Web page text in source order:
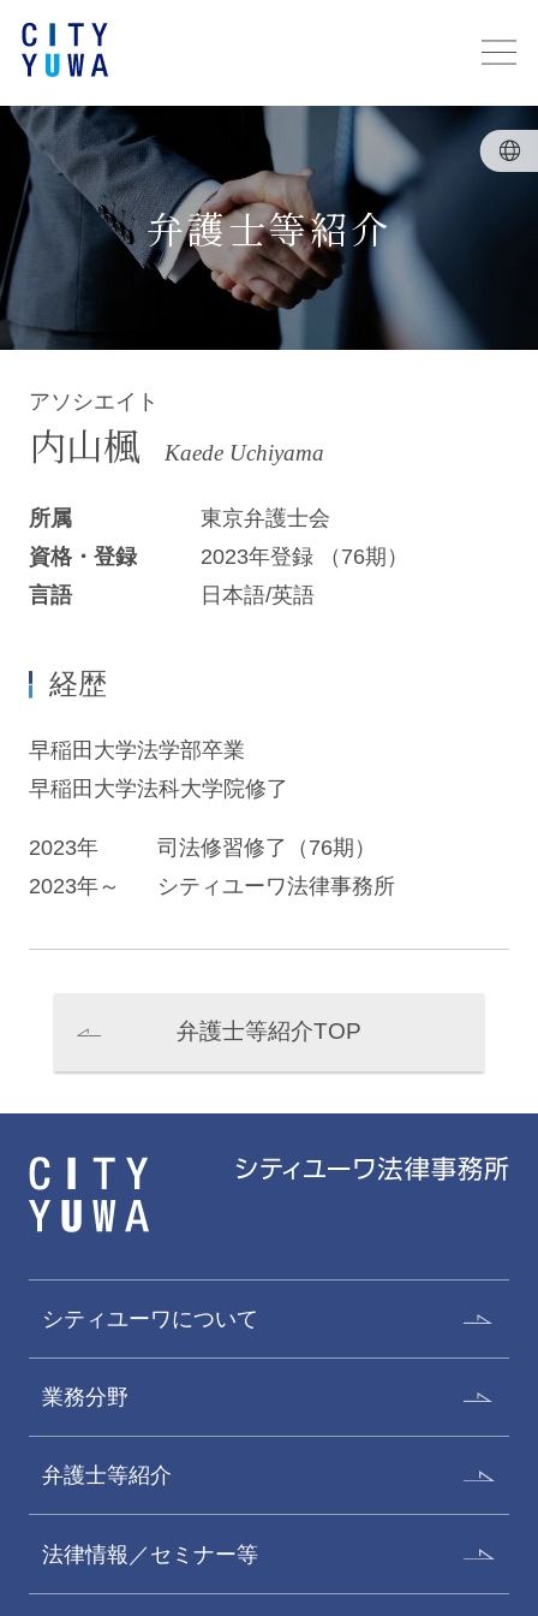
弁護士等紹介
アソシエイト
内山楓 Kaede Uchiyama
所属
東京弁護士会
資格・登録
2023年登録 （76期）
言語
日本語/英語
経歴
早稲田大学法学部卒業
早稲田大学法科大学院修了
2023年
司法修習修了（76期）
2023年～
シティユーワ法律事務所
弁護士等紹介TOP
シティユーワについて
業務分野
弁護士等紹介
法律情報／セミナー等